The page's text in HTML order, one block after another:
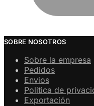
SOBRE NOSOTROS
Sobre la empresa
Pedidos
Envios
Politica de
Exportación